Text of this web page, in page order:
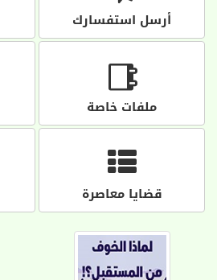
أرسل استفسارك
ملفات خاصة
قضايا معاصرة